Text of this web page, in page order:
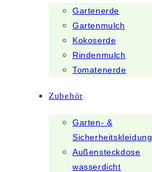
Gartenerde
Gartenmulch
Kokoserde
Rindenmulch
Tomatenerde
Zubehör
Garten- &
Sicherheitskleidung
Außensteckdose
wasserdicht